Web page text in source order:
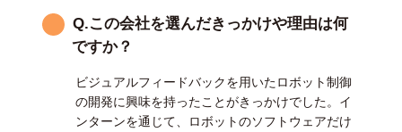
Q.この会社を選んだきっかけや理由は何
ですか？
ビジュアルフィードバックを用いたロボット制御
の開発に興味を持ったことがきっかけでした。イ
ンターンを通じて、ロボットのソフトウェアだけ